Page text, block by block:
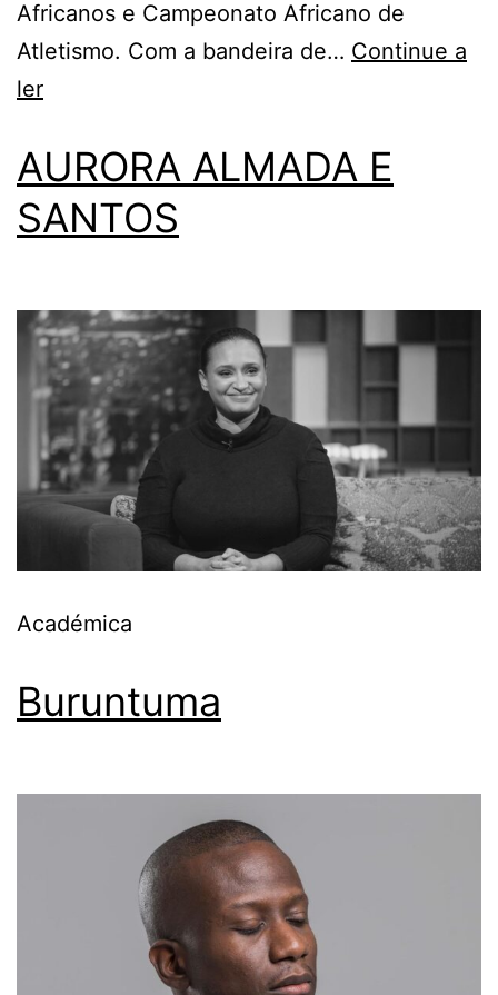
Africanos e Campeonato Africano de
Atletismo. Com a bandeira de… Continue a
ler
AURORA ALMADA E
SANTOS
Académica
Buruntuma